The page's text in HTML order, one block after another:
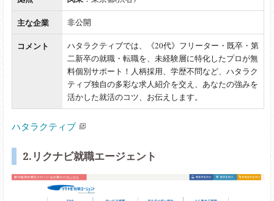
主な企業 非公開
コメント
ハタラクティブでは、《20代》フリーター・既卒・第
二新卒の就職・転職を、未経験層に特化したプロが無
料個別サポート！人柄採用、学歴不問など、ハタラク
ティブ独自の多彩な求人紹介を交え、あなたの強みを
活かした就活のコツ、お伝えします。
ハタラクティブ
2.リクナビ就職エージェント